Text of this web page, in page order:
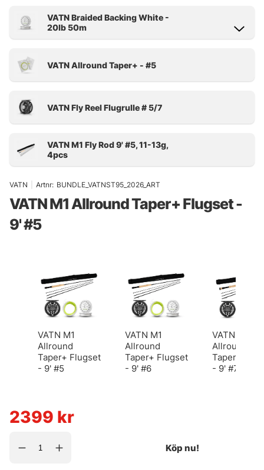
VATN Artnr: BUNDLE_VATNST95_2026_ART
VATN M1 Allround Taper+ Flugset -
9' #5
VATN M1
Allround
Taper+ Flugset
- 9' #5
VATN M1
Allround
Taper+ Flugset
- 9' #6
VATN M1
Allround
Taper+
- 9' #7
2399 kr
Köp nu!